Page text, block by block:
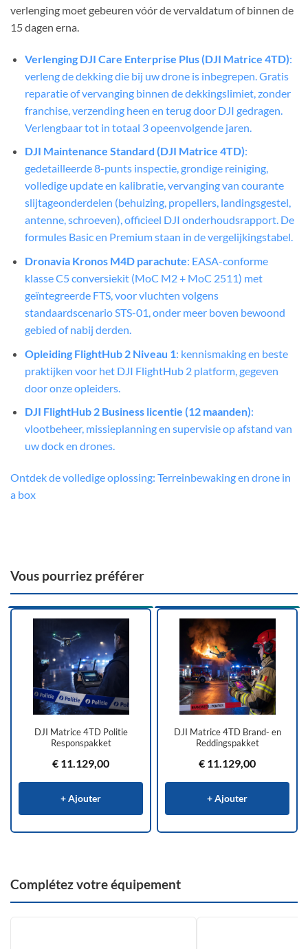
verlenging moet gebeuren vóór de vervaldatum of binnen de
15 dagen erna.
Verlenging DJI Care Enterprise Plus (DJI Matrice 4TD):
verleng de dekking die bij uw drone is inbegrepen. Gratis
reparatie of vervanging binnen de dekkingslimiet, zonder
franchise, verzending heen en terug door DJI gedragen.
Verlengbaar tot in totaal 3 opeenvolgende jaren.
DJI Maintenance Standard (DJI Matrice 4TD):
gedetailleerde 8-punts inspectie, grondige reiniging,
volledige update en kalibratie, vervanging van courante
slijtageonderdelen (behuizing, propellers, landingsgestel,
antenne, schroeven), officieel DJI onderhoudsrapport. De
formules Basic en Premium staan in de vergelijkingstabel.
Dronavia Kronos M4D parachute: EASA-conforme
klasse C5 conversiekit (MoC M2 + MoC 2511) met
geïntegreerde FTS, voor vluchten volgens
standaardscenario STS-01, onder meer boven bewoond
gebied of nabij derden.
Opleiding FlightHub 2 Niveau 1: kennismaking en beste
praktijken voor het DJI FlightHub 2 platform, gegeven
door onze opleiders.
DJI FlightHub 2 Business licentie (12 maanden):
vlootbeheer, missieplanning en supervisie op afstand van
uw dock en drones.
Ontdek de volledige oplossing: Terreinbewaking en drone in
a box
Vous pourriez préférer
DJI Matrice 4TD Politie
Responspakket
€ 11.129,00
+ Ajouter
DJI Matrice 4TD Brand- en
Reddingspakket
€ 11.129,00
+ Ajouter
Complétez votre équipement